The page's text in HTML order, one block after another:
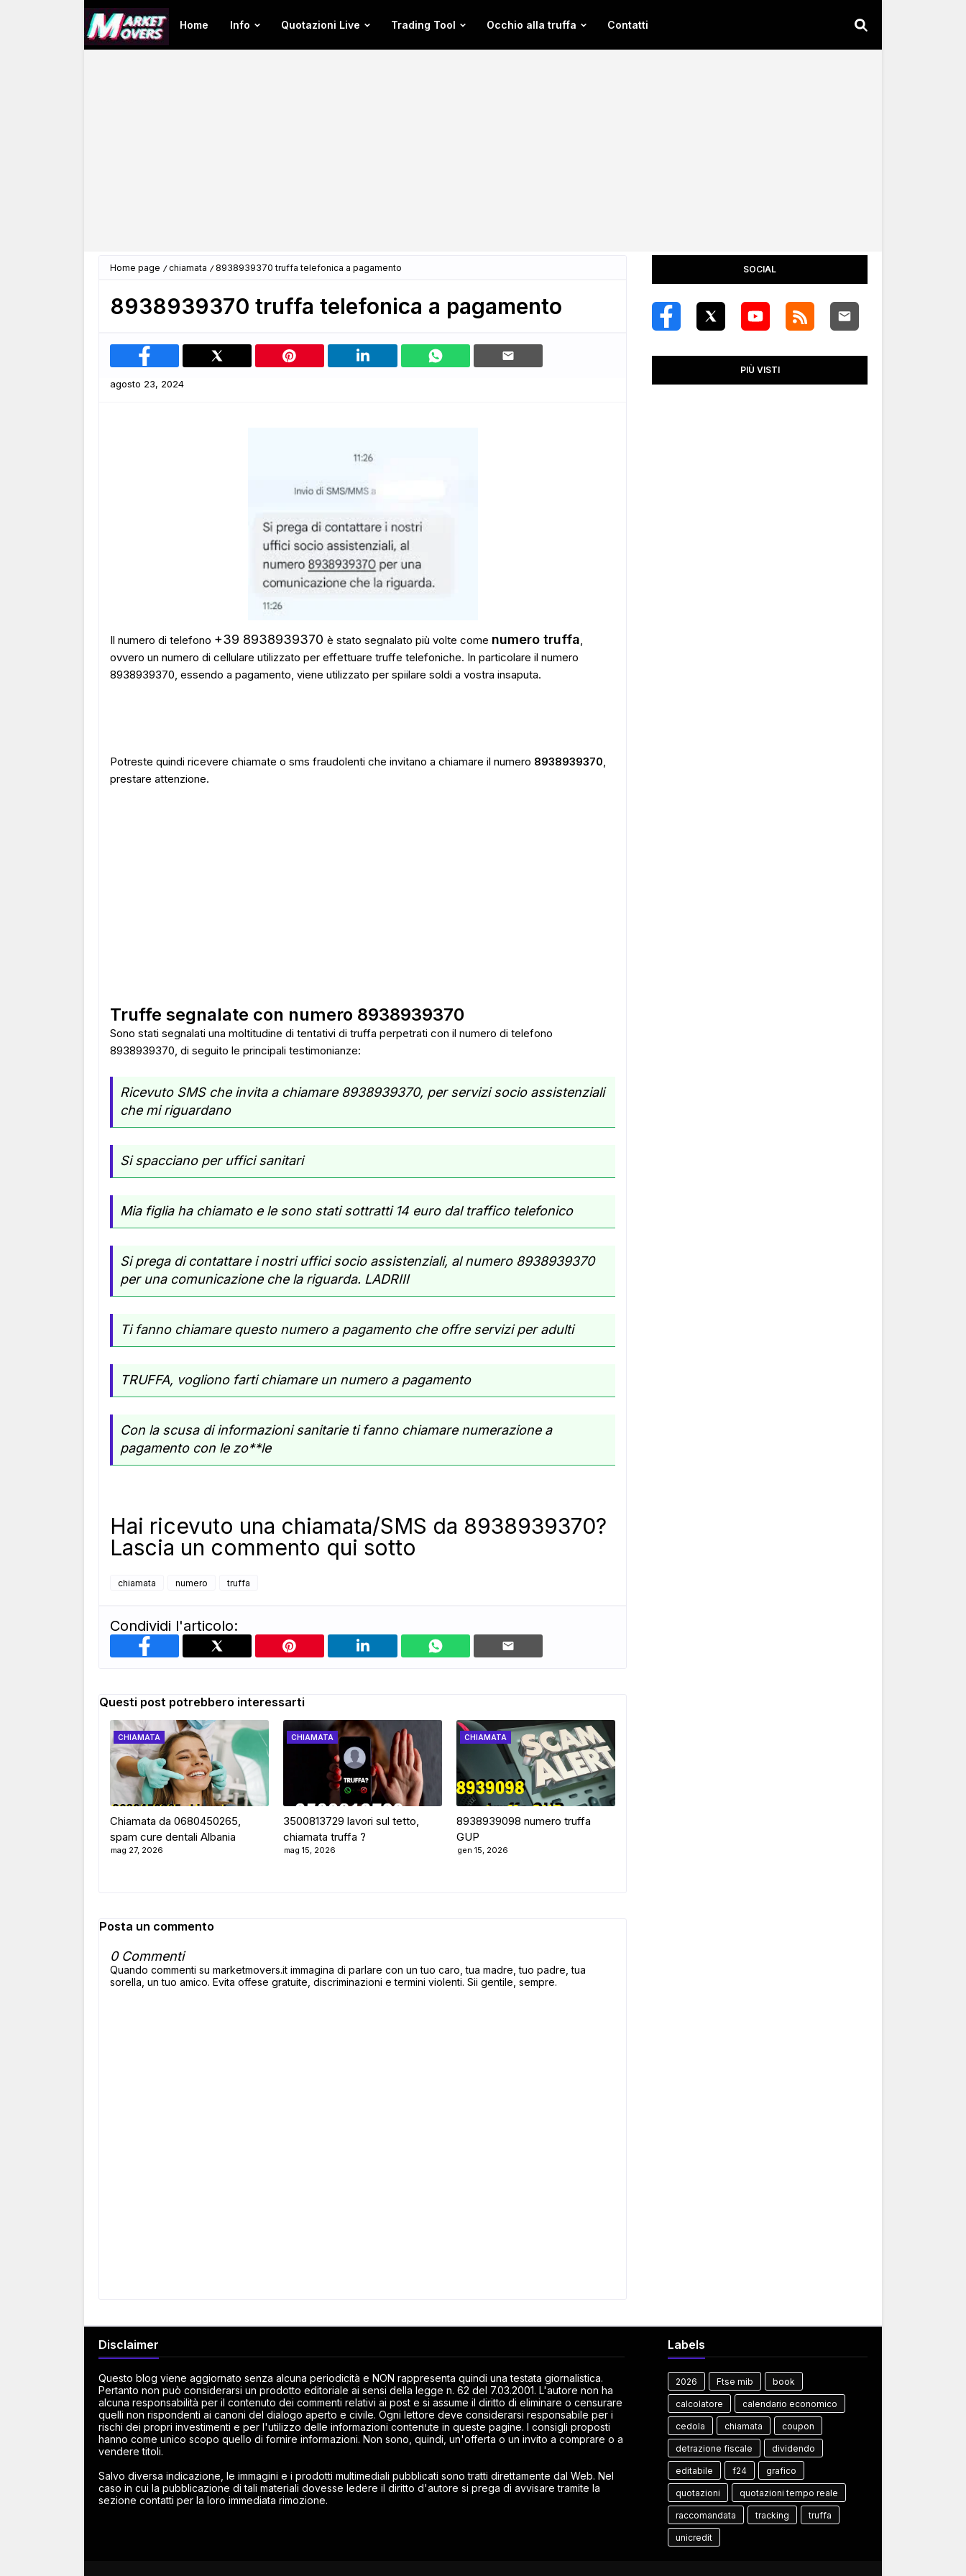
Home Info Quotazioni Live Trading Tool Occhio alla truffa Contatti
ADS
Home page chiamata 8938939370 truffa telefonica a pagamento
8938939370 truffa telefonica a pagamento
agosto 23, 2024
Il numero di telefono +39 8938939370 è stato segnalato più volte come numero truffa
ovvero un numero di cellulare utilizzato per effettuare truffe telefoniche. In particolare il numero
8938939370, essendo a pagamento, viene utilizzato per spiilare soldi a vostra insaputa.
Potreste quindi ricevere chiamate o sms fraudolenti che invitano a chiamare il numero 8938939370
prestare attenzione.
Truffe segnalate con numero 8938939370
Sono stati segnalati una moltitudine di tentativi di truffa perpetrati con il numero di telefono
8938939370, di seguito le principali testimonianze:
Ricevuto SMS che invita a chiamare 8938939370, per servizi socio assistenziali
che mi riguardano
Si spacciano per uffici sanitari
Mia figlia ha chiamato e le sono stati sottratti 14 euro dal traffico telefonico
Si prega di contattare i nostri uffici socio assistenziali, al numero 8938939370
per una comunicazione che la riguarda. LADRIII
Ti fanno chiamare questo numero a pagamento che offre servizi per adulti
TRUFFA, vogliono farti chiamare un numero a pagamento
Con la scusa di informazioni sanitarie ti fanno chiamare numerazione a
pagamento con le zo**le
Hai ricevuto una chiamata/SMS da 8938939370?
Lascia un commento qui sotto
chiamata numero truffa
Condividi l'articolo:
Questi post potrebbero interessarti
CHIAMATA
Chiamata da 0680450265,
spam cure dentali Albania
mag 27, 2026
CHIAMATA
3500813729 lavori sul tetto,
chiamata truffa ?
mag 15, 2026
CHIAMATA
8938939098 numero truffa
GUP
gen 15, 2026
Posta un commento
0 Commenti
Quando commenti su marketmovers.it immagina di parlare con un tuo caro, tua madre, tuo padre, tua
sorella, un tuo amico. Evita offese gratuite, discriminazioni e termini violenti. Sii gentile, sempre.
SOCIAL
PIÙ VISTI
Disclaimer
Questo blog viene aggiornato senza alcuna periodicità e NON rappresenta quindi una testata giornalistica.
Pertanto non può considerarsi un prodotto editoriale ai sensi della legge n. 62 del 7.03.2001. L'autore non ha
alcuna responsabilità per il contenuto dei commenti relativi ai post e si assume il diritto di eliminare o censurare
quelli non rispondenti ai canoni del dialogo aperto e civile. Ogni lettore deve considerarsi responsabile per i
rischi dei propri investimenti e per l'utilizzo delle informazioni contenute in queste pagine. I consigli proposti
hanno come unico scopo quello di fornire informazioni. Non sono, quindi, un'offerta o un invito a comprare o a
vendere titoli.
Salvo diversa indicazione, le immagini e i prodotti multimediali pubblicati sono tratti direttamente dal Web. Nel
caso in cui la pubblicazione di tali materiali dovesse ledere il diritto d'autore si prega di avvisare tramite la
sezione contatti per la loro immediata rimozione.
Labels
2026 Ftse mib book
calcolatore calendario economico
cedola chiamata coupon
detrazione fiscale dividendo
editabile f24 grafico
quotazioni quotazioni tempo reale
raccomandata tracking truffa
unicredit